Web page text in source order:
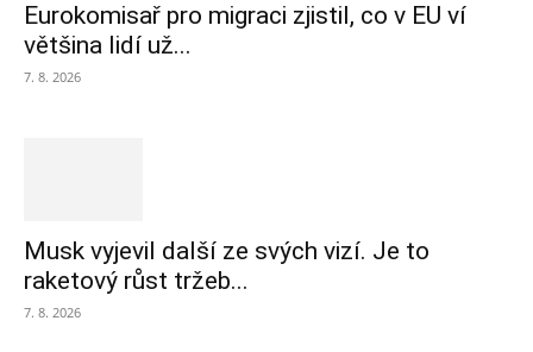
Eurokomisař pro migraci zjistil, co v EU ví
většina lidí už...
7. 8. 2026
Musk vyjevil další ze svých vizí. Je to
raketový růst tržeb...
7. 8. 2026